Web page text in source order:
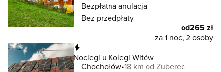
Bezpłatna anulacja
Bez przedpłaty
od265 zł
za 1 noc, 2 osoby
Noclegi u Kolegi Witów
Chochołów 18 km od Zuberec